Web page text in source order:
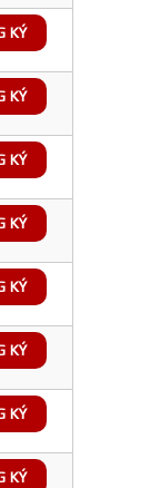
KÝ
KÝ
KÝ
KÝ
KÝ
KÝ
KÝ
KÝ